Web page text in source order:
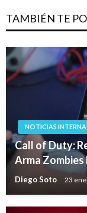
TAMBIÉN TE
NOTICIAS
Call of Duty:
Arma
Diego Soto 23